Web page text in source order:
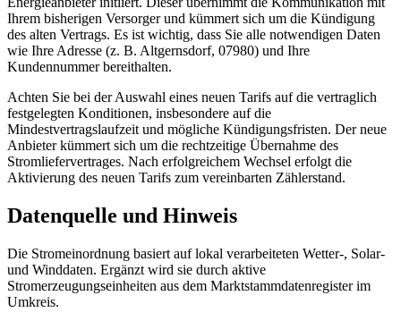
Ihrem bisherigen Versorger und kümmert sich um die Kündigung
des alten Vertrags. Es ist wichtig, dass Sie alle notwendigen Daten
wie Ihre Adresse (z. B. Altgernsdorf, 07980) und Ihre
Kundennummer bereithalten.
Achten Sie bei der Auswahl eines neuen Tarifs auf die vertraglich
festgelegten Konditionen, insbesondere auf die
Mindestvertragslaufzeit und mögliche Kündigungsfristen. Der neue
Anbieter kümmert sich um die rechtzeitige Übernahme des
Stromliefervertrages. Nach erfolgreichem Wechsel erfolgt die
Aktivierung des neuen Tarifs zum vereinbarten Zählerstand.
Datenquelle und Hinweis
Die Stromeinordnung basiert auf lokal verarbeiteten Wetter-, Solar-
und Winddaten. Ergänzt wird sie durch aktive
Stromerzeugungseinheiten aus dem Marktstammdatenregister im
Umkreis.